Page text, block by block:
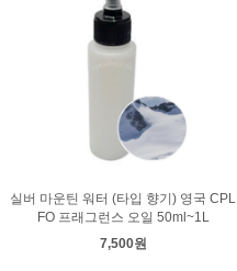
실버 마운틴 워터 (타입 향기) 영국 CPL
FO 프래그런스 오일 50ml~1L
7,500원